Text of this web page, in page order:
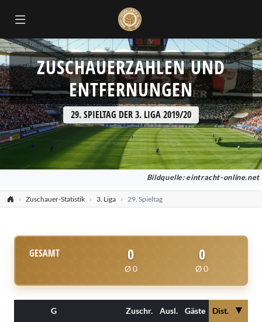
ZUSCHAUERZAHLEN UND
ENTFERNUNGEN
29. SPIELTAG DER 3. LIGA 2019/20
Bildquelle: eintracht-online.net
Zuschauer-Statistik 3. Liga 29. Spieltag
GESAMT 0
Ø 0
0
Ø 0
G Zuschr. Ausl. Gäste Dist. ▼